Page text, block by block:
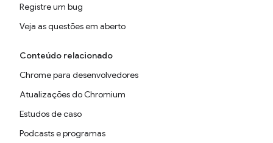
Registre um bug
Veja as questões em aberto
Conteúdo relacionado
Chrome para desenvolvedores
Atualizações do Chromium
Estudos de caso
Podcasts e programas